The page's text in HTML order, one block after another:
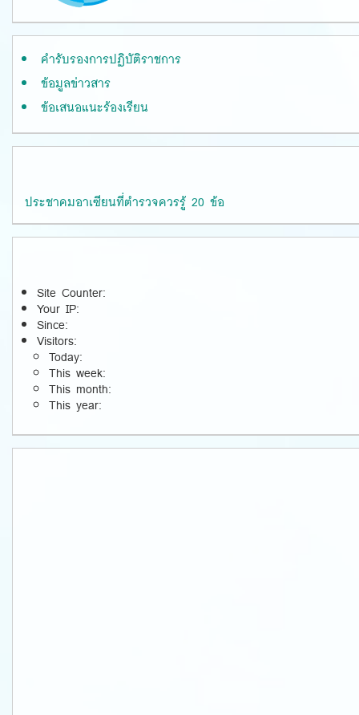
คำรับรองการปฏิบัติราชการ
ข้อมูลข่าวสาร
ข้อเสนอแนะร้องเรียน
ประชาคมอาเซียนที่ตำรวจควรรู้ 20 ข้อ
Site Counter:
Your IP:
Since:
Visitors:
Today:
This week:
This month:
This year: